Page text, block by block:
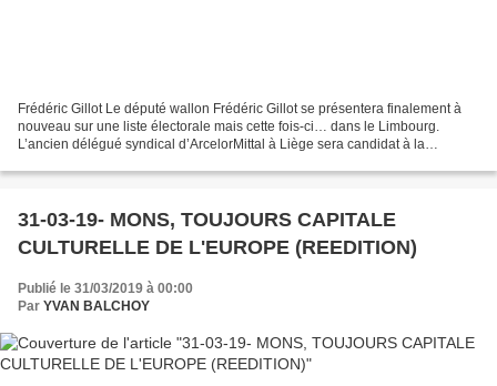
Frédéric Gillot Le député wallon Frédéric Gillot se présentera finalement à
nouveau sur une liste électorale mais cette fois-ci… dans le Limbourg.
L’ancien délégué syndical d’ArcelorMittal à Liège sera candidat à la
31-03-19- MONS, TOUJOURS CAPITALE
CULTURELLE DE L'EUROPE (REEDITION)
Publié le 31/03/2019 à 00:00
Par YVAN BALCHOY